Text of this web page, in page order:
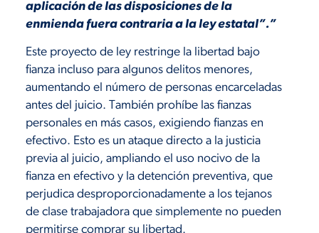
aplicación de las disposiciones de la
enmienda fuera contraria a la ley estatal”.”
Este proyecto de ley restringe la libertad bajo
fianza incluso para algunos delitos menores,
aumentando el número de personas encarceladas
antes del juicio. También prohíbe las fianzas
personales en más casos, exigiendo fianzas en
efectivo. Esto es un ataque directo a la justicia
previa al juicio, ampliando el uso nocivo de la
fianza en efectivo y la detención preventiva, que
perjudica desproporcionadamente a los tejanos
de clase trabajadora que simplemente no pueden
permitirse comprar su libertad.